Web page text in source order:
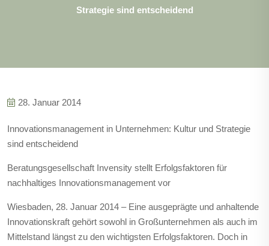
Strategie sind entscheidend
28. Januar 2014
Innovationsmanagement in Unternehmen: Kultur und Strategie
sind entscheidend
Beratungsgesellschaft Invensity stellt Erfolgsfaktoren für
nachhaltiges Innovationsmanagement vor
Wiesbaden, 28. Januar 2014 – Eine ausgeprägte und anhaltende
Innovationskraft gehört sowohl in Großunternehmen als auch im
Mittelstand längst zu den wichtigsten Erfolgsfaktoren. Doch in